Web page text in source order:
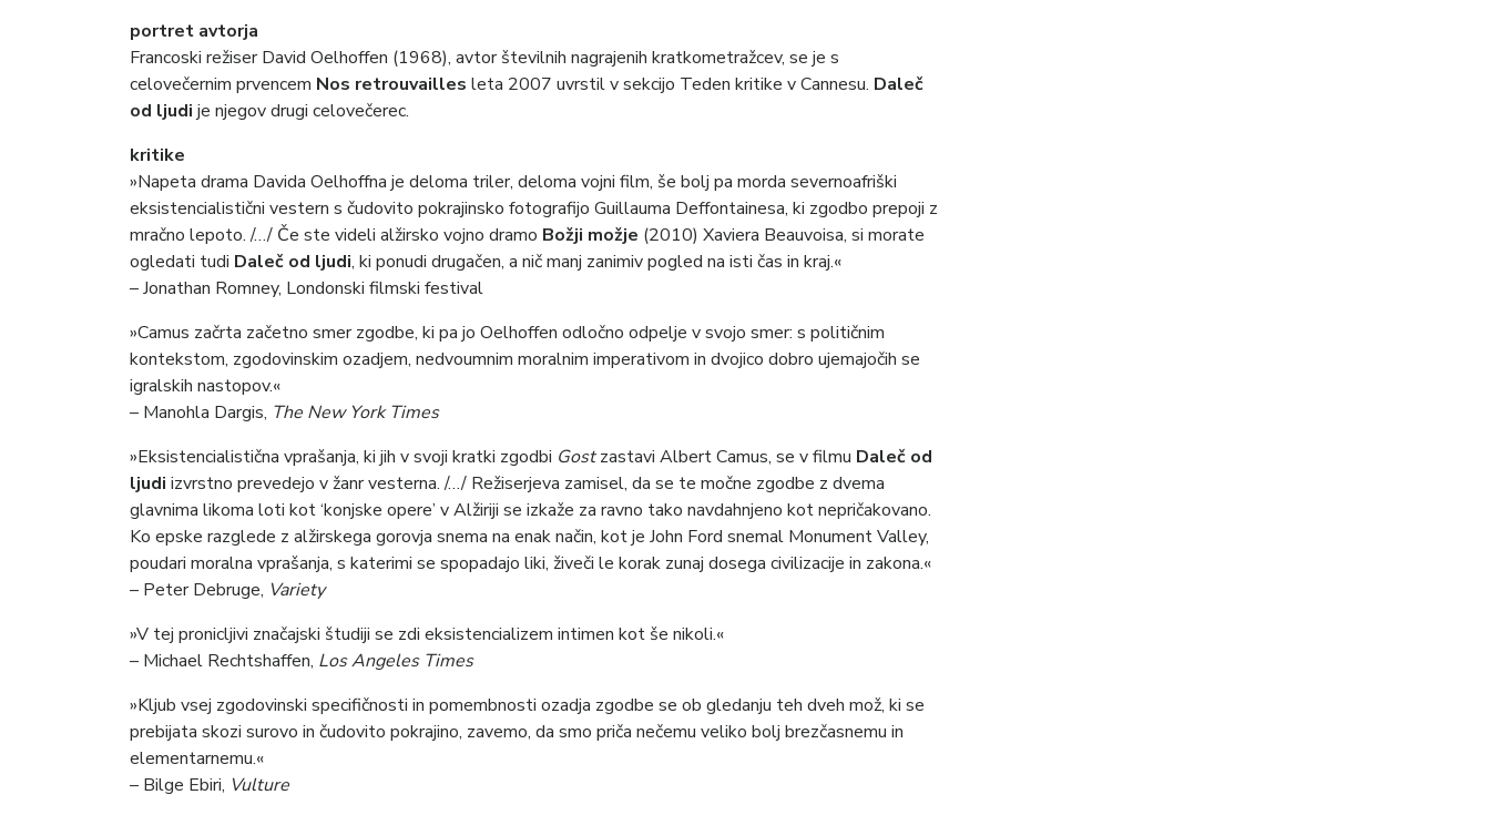
portret avtorja
Francoski režiser David Oelhoffen (1968), avtor številnih nagrajenih kratkometražcev, se je s
celovečernim prvencem Nos retrouvailles leta 2007 uvrstil v sekcijo Teden kritike v Cannesu. Daleč
od ljudi je njegov drugi celovečerec.
kritike
»Napeta drama Davida Oelhoffna je deloma triler, deloma vojni film, še bolj pa morda severnoafriški
eksistencialistični vestern s čudovito pokrajinsko fotografijo Guillauma Deffontainesa, ki zgodbo prepoji z
mračno lepoto. /…/ Če ste videli alžirsko vojno dramo Božji možje (2010) Xaviera Beauvoisa, si morate
ogledati tudi Daleč od ljudi, ki ponudi drugačen, a nič manj zanimiv pogled na isti čas in kraj.«
– Jonathan Romney, Londonski filmski festival
»Camus začrta začetno smer zgodbe, ki pa jo Oelhoffen odločno odpelje v svojo smer: s političnim
kontekstom, zgodovinskim ozadjem, nedvoumnim moralnim imperativom in dvojico dobro ujemajočih se
igralskih nastopov.«
– Manohla Dargis, The New York Times
»Eksistencialistična vprašanja, ki jih v svoji kratki zgodbi Gostzastavi Albert Camus, se v filmu Daleč od
ljudi izvrstno prevedejo v žanr vesterna. /…/ Režiserjeva zamisel, da se te močne zgodbe z dvema
glavnima likoma loti kot ‘konjske opere’ v Alžiriji se izkaže za ravno tako navdahnjeno kot nepričakovano.
Ko epske razglede z alžirskega gorovja snema na enak način, kot je John Ford snemal Monument Valley,
poudari moralna vprašanja, s katerimi se spopadajo liki, živeči le korak zunaj dosega civilizacije in zakona.«
– Peter Debruge, Variety
»V tej pronicljivi značajski študiji se zdi eksistencializem intimen kot še nikoli.«
– Michael Rechtshaffen, Los Angeles Times
»Kljub vsej zgodovinski specifičnosti in pomembnosti ozadja zgodbe se ob gledanju teh dveh mož, ki se
prebijata skozi surovo in čudovito pokrajino, zavemo, da smo priča nečemu veliko bolj brezčasnemu in
elementarnemu.«
– Bilge Ebiri, Vulture